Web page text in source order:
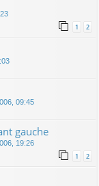
1 2
09:45
gauche
19:26
1 2